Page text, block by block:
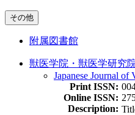
その他
附属図書館
獣医学院・獣医学研究
Japanese Journal of
Print ISSN:
Online ISSN:
Description: